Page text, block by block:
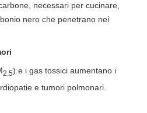
necessari per cucinare,
nero che penetrano nei
2.5) e i gas tossici aumentano i
e tumori polmonari.